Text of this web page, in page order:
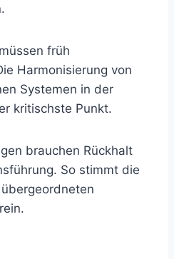
früh
Harmonisierung von
Systemen in der
kritischste Punkt.
brauchen Rückhalt
So stimmt die